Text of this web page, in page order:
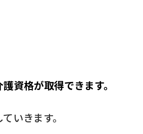
護資格が取得できます。
いきます。